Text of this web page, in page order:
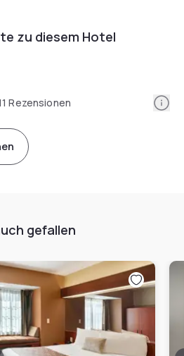
zu diesem Hotel
Rezensionen
gefallen